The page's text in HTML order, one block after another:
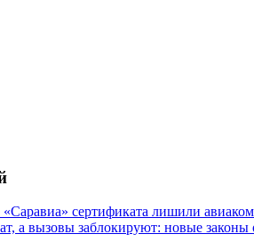
сертификата лишили
а вызовы заблокируют: новые